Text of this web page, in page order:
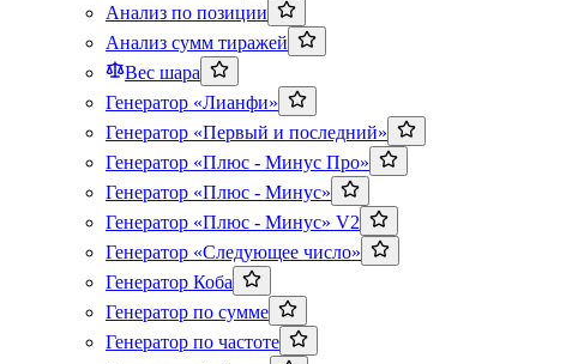
Анализ по позиции
Анализ сумм тиражей
Вес шара
Генератор «Лианфи»
Генератор «Первый и последний»
Генератор «Плюс - Минус Про»
Генератор «Плюс - Минус»
Генератор «Плюс - Минус» V2
Генератор «Следующее число»
Генератор Коба
Генератор по сумме
Генератор по частоте